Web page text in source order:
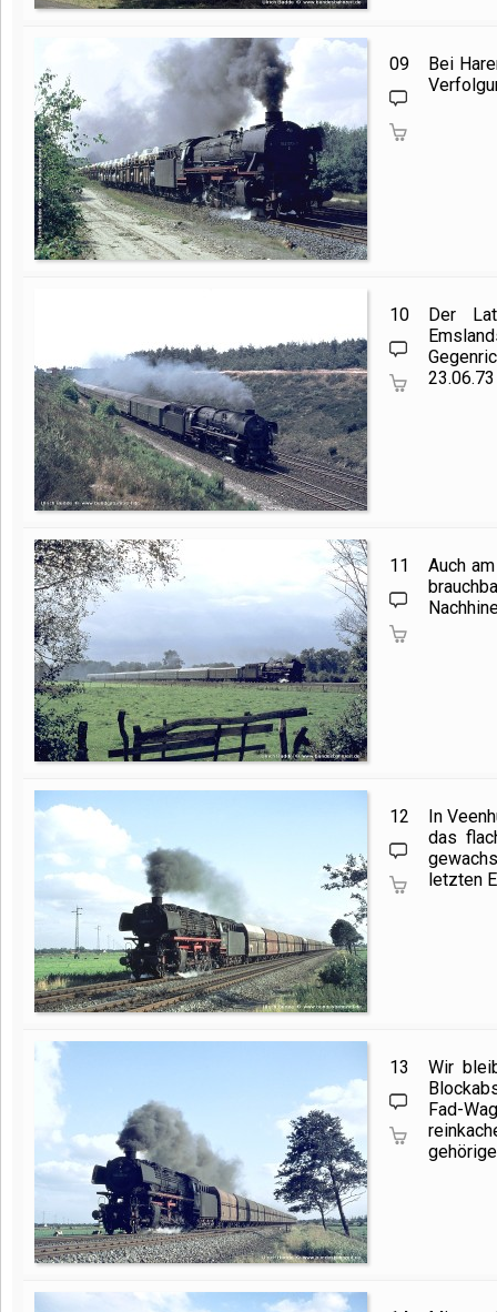
09
Bei
10
Der
11
Auch
12
In
das
letzten
13
Wir
Fad-